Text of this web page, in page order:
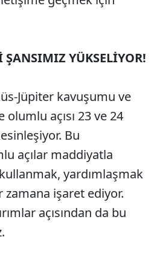
YÜKSELİYOR!
Jüpiter kavuşumu ve
açısı 23 ve 24
Bu
açılar maddiyatla
yardımlaşmak
zamana işaret ediyor.
açısından da bu